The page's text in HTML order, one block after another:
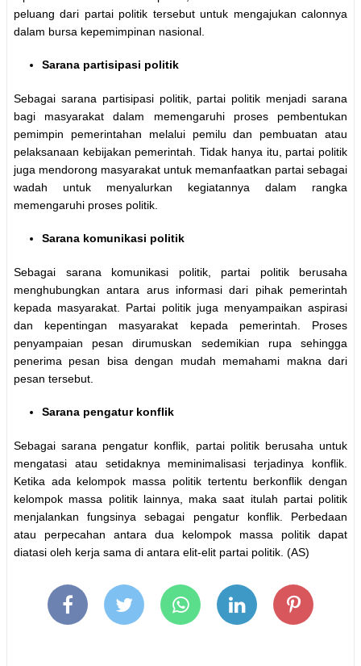
peluang dari partai politik tersebut untuk mengajukan calonnya
dalam bursa kepemimpinan nasional.
Sarana partisipasi politik
Sebagai sarana partisipasi politik, partai politik menjadi sarana
bagi masyarakat dalam memengaruhi proses pembentukan
pemimpin pemerintahan melalui pemilu dan pembuatan atau
pelaksanaan kebijakan pemerintah. Tidak hanya itu, partai politik
juga mendorong masyarakat untuk memanfaatkan partai sebagai
wadah untuk menyalurkan kegiatannya dalam rangka
memengaruhi proses politik.
Sarana komunikasi politik
Sebagai sarana komunikasi politik, partai politik berusaha
menghubungkan antara arus informasi dari pihak pemerintah
kepada masyarakat. Partai politik juga menyampaikan aspirasi
dan kepentingan masyarakat kepada pemerintah. Proses
penyampaian pesan dirumuskan sedemikian rupa sehingga
penerima pesan bisa dengan mudah memahami makna dari
pesan tersebut.
Sarana pengatur konflik
Sebagai sarana pengatur konflik, partai politik berusaha untuk
mengatasi atau setidaknya meminimalisasi terjadinya konflik.
Ketika ada kelompok massa politik tertentu berkonflik dengan
kelompok massa politik lainnya, maka saat itulah partai politik
menjalankan fungsinya sebagai pengatur konflik. Perbedaan
atau perpecahan antara dua kelompok massa politik dapat
diatasi oleh kerja sama di antara elit-elit partai politik. (AS)